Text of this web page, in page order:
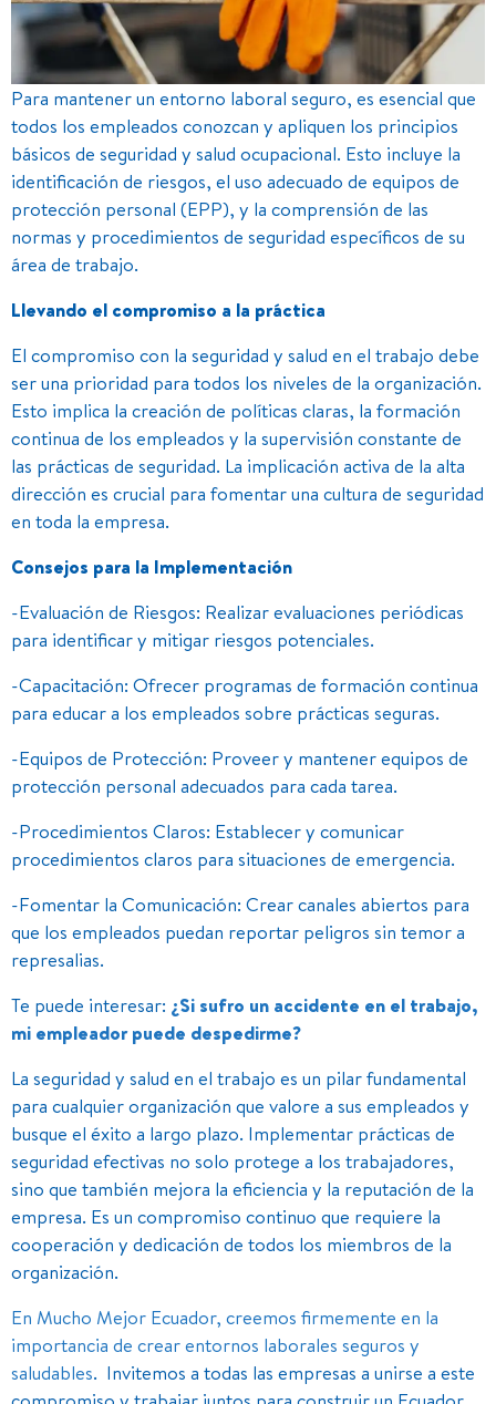
Para mantener un entorno laboral seguro, es esencial que
todos los empleados conozcan y apliquen los principios
básicos de seguridad y salud ocupacional. Esto incluye la
identificación de riesgos, el uso adecuado de equipos de
protección personal (EPP), y la comprensión de las
normas y procedimientos de seguridad específicos de su
área de trabajo.
Llevando el compromiso a la práctica
El compromiso con la seguridad y salud en el trabajo debe
ser una prioridad para todos los niveles de la organización.
Esto implica la creación de políticas claras, la formación
continua de los empleados y la supervisión constante de
las prácticas de seguridad. La implicación activa de la alta
dirección es crucial para fomentar una cultura de seguridad
en toda la empresa.
Consejos para la Implementación
-Evaluación de Riesgos: Realizar evaluaciones periódicas
para identificar y mitigar riesgos potenciales.
-Capacitación: Ofrecer programas de formación continua
para educar a los empleados sobre prácticas seguras.
-Equipos de Protección: Proveer y mantener equipos de
protección personal adecuados para cada tarea.
-Procedimientos Claros: Establecer y comunicar
procedimientos claros para situaciones de emergencia.
-Fomentar la Comunicación: Crear canales abiertos para
que los empleados puedan reportar peligros sin temor a
represalias.
Te puede interesar: ¿Si sufro un accidente en el trabajo,
mi empleador puede despedirme?
La seguridad y salud en el trabajo es un pilar fundamental
para cualquier organización que valore a sus empleados y
busque el éxito a largo plazo. Implementar prácticas de
seguridad efectivas no solo protege a los trabajadores,
sino que también mejora la eficiencia y la reputación de la
empresa. Es un compromiso continuo que requiere la
cooperación y dedicación de todos los miembros de la
organización.
En Mucho Mejor Ecuador, creemos firmemente en la
importancia de crear entornos laborales seguros y
saludables. Invitemos a todas las empresas a unirse a este